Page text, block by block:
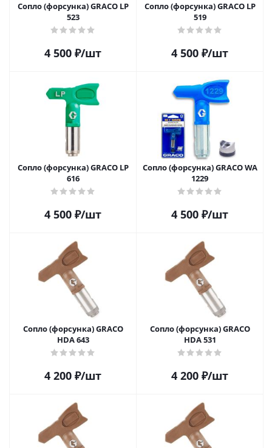
Сопло (форсунка) GRACO LP
523
4 500 ₽/шт
Сопло (форсунка) GRACO LP
519
4 500 ₽/шт
Сопло (форсунка) GRACO LP
616
4 500 ₽/шт
Сопло (форсунка) GRACO WA
1229
4 500 ₽/шт
Сопло (форсунка) GRACO
HDA 643
4 200 ₽/шт
Сопло (форсунка) GRACO
HDA 531
4 200 ₽/шт